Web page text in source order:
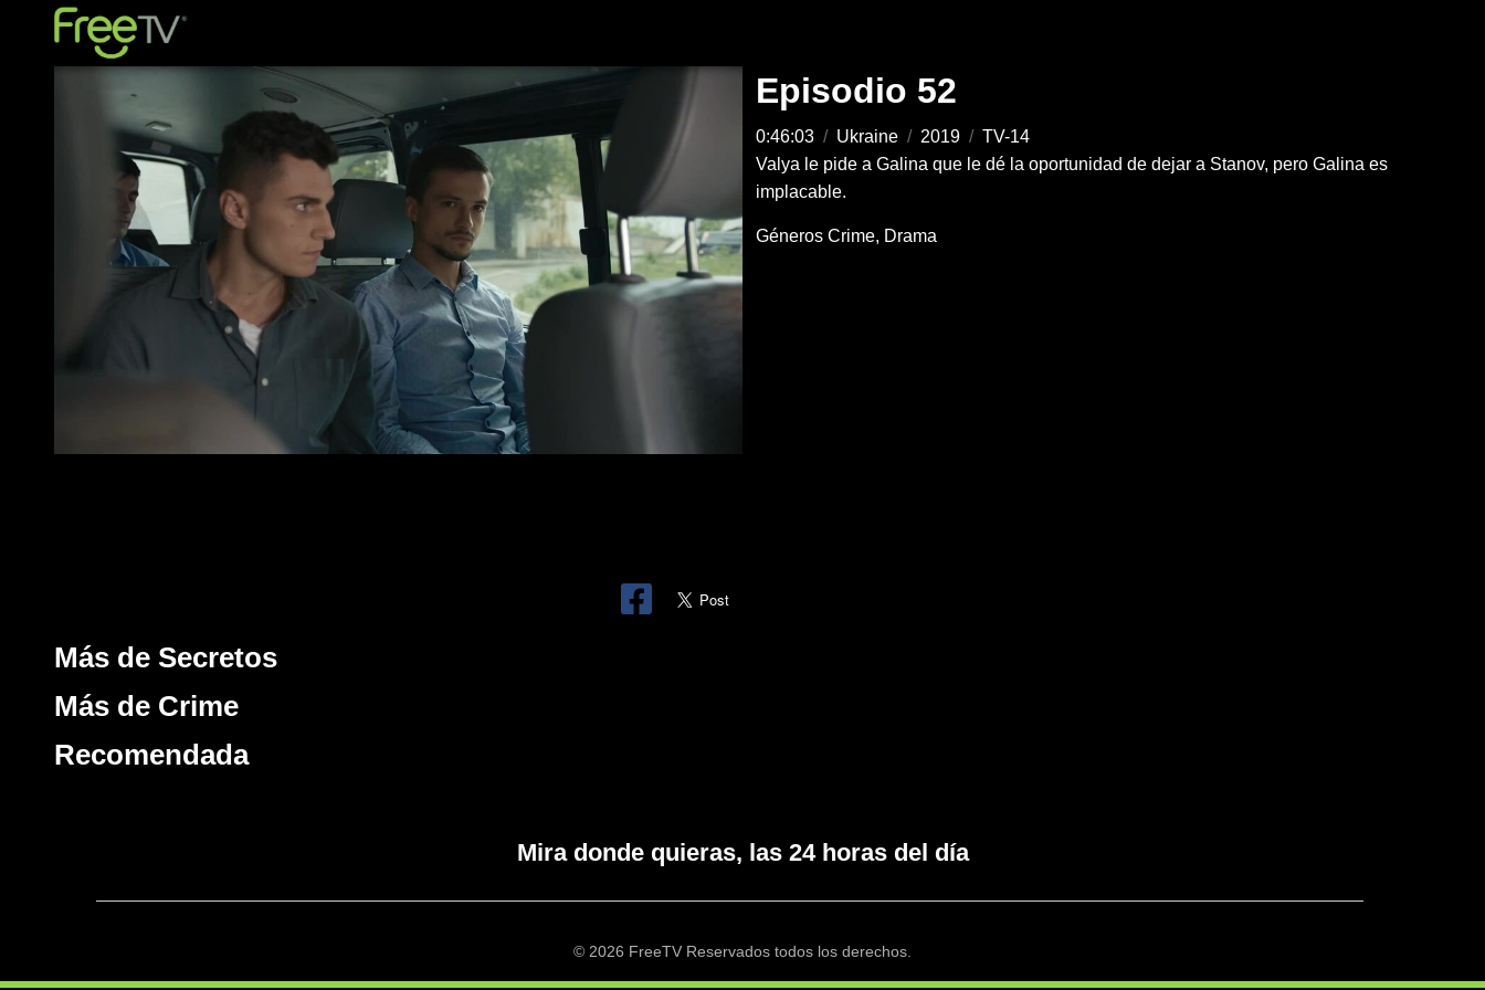
Episodio 52
0:46:03 / Ukraine / 2019 / TV-14
Valya le pide a Galina que le dé la oportunidad de dejar a Stanov, pero Galina es
implacable.
Géneros Crime Drama
Más de Secretos
Más de Crime
Recomendada
Mira donde quieras, las 24 horas del día
© 2026 FreeTV Reservados todos los derechos.